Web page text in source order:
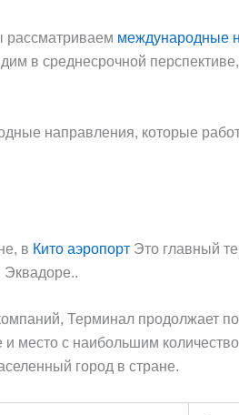
международные
в среднесрочной
направления, которые
в Кито аэропорт Это главный
Терминал продолжает
место с наибольшим
город в стране.